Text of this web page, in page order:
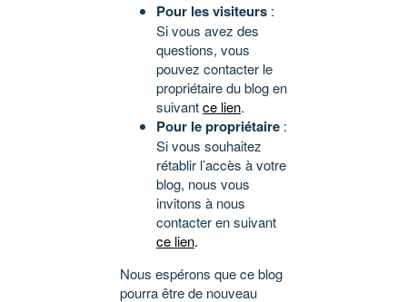
Pour les visiteurs :
Si vous avez des
questions, vous
pouvez contacter le
propriétaire du blog en
suivantce lien.
Pour le propriétaire :
Si vous souhaitez
rétablir l’accès à votre
blog, nous vous
invitons à nous
contacter en suivant
ce lien.
Nous espérons que ce blog
pourra être de nouveau